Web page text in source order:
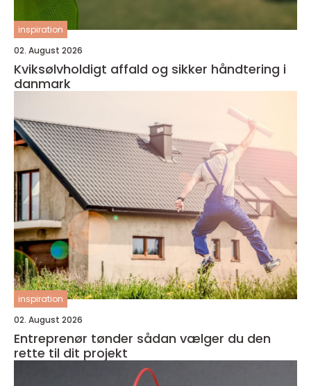
inspiration
02. August 2026
Kviksølvholdigt affald og sikker håndtering i
danmark
inspiration
02. August 2026
Entreprenør tønder sådan vælger du den
rette til dit projekt